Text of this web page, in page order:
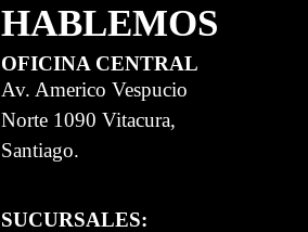
HABLEMOS
OFICINA CENTRAL
Av. Americo Vespucio
Norte 1090 Vitacura,
Santiago.
SUCURSALES: